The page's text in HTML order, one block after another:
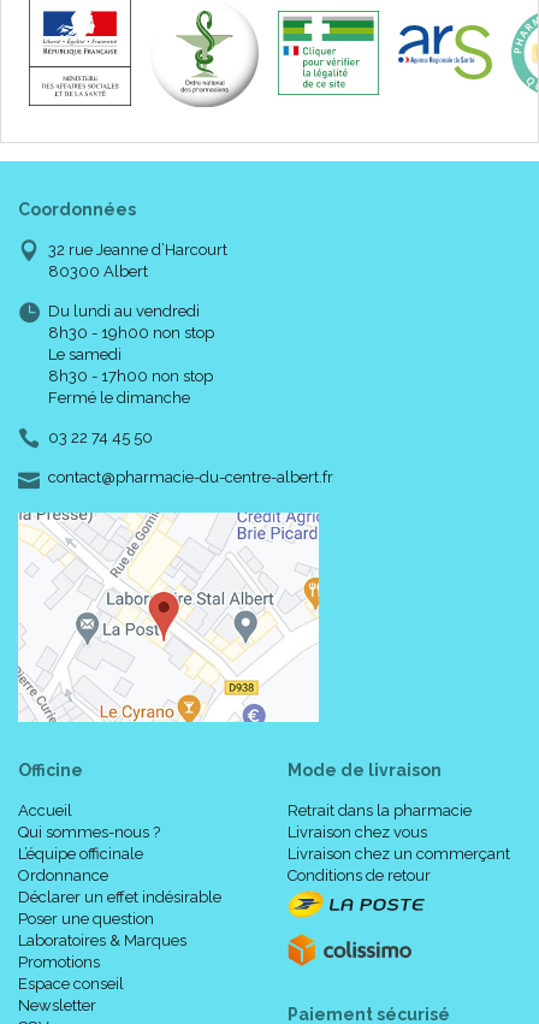
Coordonnées
32 rue Jeanne d’Harcourt
80300 Albert
Du lundi au vendredi
8h30 - 19h00 non stop
Le samedi
8h30 - 17h00 non stop
Fermé le dimanche
03 22 74 45 50
contact-
@-
pharmacie-du-centre-albert.fr
Officine
Accueil
Qui sommes-nous ?
L’équipe officinale
Ordonnance
Déclarer un effet indésirable
Poser une question
Laboratoires & Marques
Promotions
Espace conseil
Newsletter
Mode de livraison
Retrait dans la pharmacie
Livraison chez vous
Livraison chez un commerçant
Conditions de retour
Paiement sécurisé